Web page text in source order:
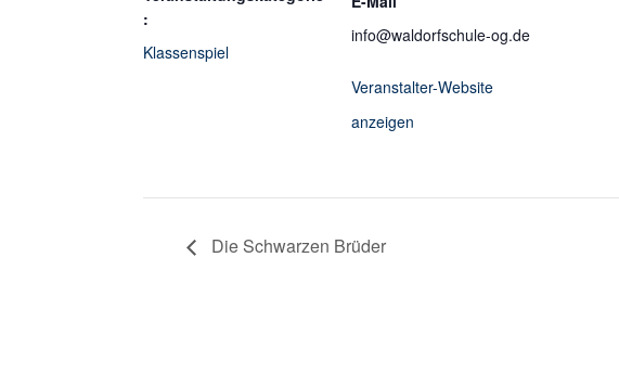
:
Klassenspiel
info@waldorfschule-og.de
Veranstalter-Website
anzeigen
Die Schwarzen Brüder